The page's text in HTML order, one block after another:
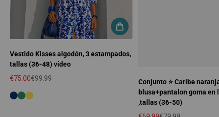
Vestido Kisses algodón, 3 estampados,
tallas (36-48) vídeo
€75.00€99.99
Conjunto ⭐️ Caribe
blusa+pantalon goma en
,tallas (36-50)